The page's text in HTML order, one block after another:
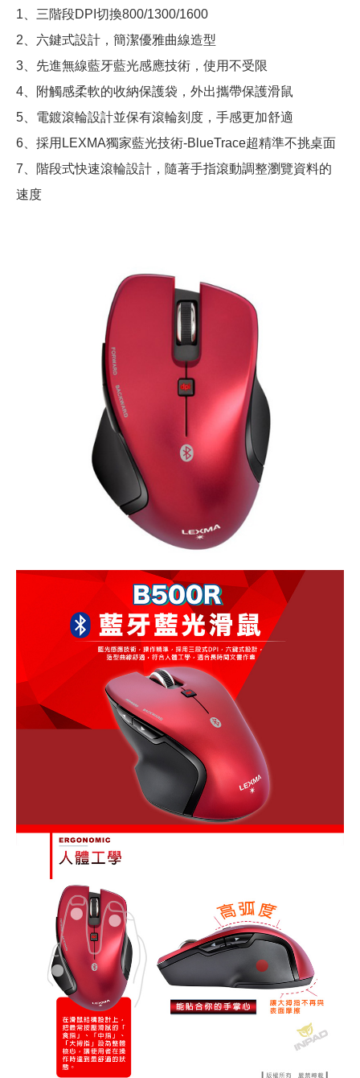
1、三階段DPI切換800/1300/1600
2、六鍵式設計，簡潔優雅曲線造型
3、先進無線藍牙藍光感應技術，使用不受限
4、附觸感柔軟的收納保護袋，外出攜帶保護滑鼠
5、電鍍滾輪設計並保有滾輪刻度，手感更加舒適
6、採用LEXMA獨家藍光技術-BlueTrace超精準不挑桌面
7、階段式快速滾輪設計，隨著手指滾動調整瀏覽資料的
速度